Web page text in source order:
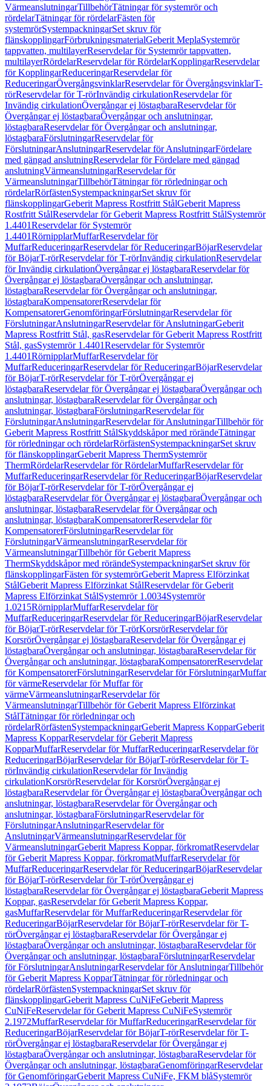
VärmeanslutningarTillbehörTätningar för systemrör och
rördelarTätningar för rördelarFästen för
systemrörSystempackningarSet skruv för
flänskopplingarFörbrukningsmaterialGeberit MeplaSystemrör
tappvatten, multilayerReservdelar för Systemrör tappvatten,
multilayerRördelarReservdelar för RördelarKopplingarReservdelar
för KopplingarReduceringarReservdelar för
ReduceringarÖvergångsvinklarReservdelar för ÖvergångsvinklarT-
rörReservdelar för T-rörInvändig cirkulationReservdelar för
Invändig cirkulationÖvergångar ej löstagbaraReservdelar för
Övergångar ej löstagbaraÖvergångar och anslutningar,
löstagbaraReservdelar för Övergångar och anslutningar,
löstagbaraFörslutningarReservdelar för
FörslutningarAnslutningarReservdelar för AnslutningarFördelare
med gängad anslutningReservdelar för Fördelare med gängad
anslutningVärmeanslutningarReservdelar för
VärmeanslutningarTillbehörTätningar för rörledningar och
rördelarRörfästenSystempackningarSet skruv för
flänskopplingarGeberit Mapress Rostfritt StålGeberit Mapress
Rostfritt StålReservdelar för Geberit Mapress Rostfritt StålSystemrör
1.4401Reservdelar för Systemrör
1.4401RörnipplarMuffarReservdelar för
MuffarReduceringarReservdelar för ReduceringarBöjarReservdelar
för BöjarT-rörReservdelar för T-rörInvändig cirkulationReservdelar
för Invändig cirkulationÖvergångar ej löstagbaraReservdelar för
Övergångar ej löstagbaraÖvergångar och anslutningar,
löstagbaraReservdelar för Övergångar och anslutningar,
löstagbaraKompensatorerReservdelar för
KompensatorerGenomföringarFörslutningarReservdelar för
FörslutningarAnslutningarReservdelar för AnslutningarGeberit
Mapress Rostfritt Stål, gasReservdelar för Geberit Mapress Rostfritt
Stål, gasSystemrör 1.4401Reservdelar för Systemrör
1.4401RörnipplarMuffarReservdelar för
MuffarReduceringarReservdelar för ReduceringarBöjarReservdelar
för BöjarT-rörReservdelar för T-rörÖvergångar ej
löstagbaraReservdelar för Övergångar ej löstagbaraÖvergångar och
anslutningar, löstagbaraReservdelar för Övergångar och
anslutningar, löstagbaraFörslutningarReservdelar för
FörslutningarAnslutningarReservdelar för AnslutningarTillbehör för
Geberit Mapress Rostfritt StålSkyddskåpor med rörändeTätningar
för rörledningar och rördelarRörfästenSystempackningarSet skruv
för flänskopplingarGeberit Mapress ThermSystemrör
ThermRördelarReservdelar för RördelarMuffarReservdelar för
MuffarReduceringarReservdelar för ReduceringarBöjarReservdelar
för BöjarT-rörReservdelar för T-rörÖvergångar ej
löstagbaraReservdelar för Övergångar ej löstagbaraÖvergångar och
anslutningar, löstagbaraReservdelar för Övergångar och
anslutningar, löstagbaraKompensatorerReservdelar för
KompensatorerFörslutningarReservdelar för
FörslutningarVärmeanslutningarReservdelar för
VärmeanslutningarTillbehör för Geberit Mapress
ThermSkyddskåpor med rörändeSystempackningarSet skruv för
flänskopplingarFästen för systemrörGeberit Mapress Elförzinkat
StålGeberit Mapress Elförzinkat StålReservdelar för Geberit
Mapress Elförzinkat StålSystemrör 1.0034Systemrör
1.0215RörnipplarMuffarReservdelar för
MuffarReduceringarReservdelar för ReduceringarBöjarReservdelar
för BöjarT-rörReservdelar för T-rörKorsrörReservdelar för
KorsrörÖvergångar ej löstagbaraReservdelar för Övergångar ej
löstagbaraÖvergångar och anslutningar, löstagbaraReservdelar för
Övergångar och anslutningar, löstagbaraKompensatorerReservdelar
för KompensatorerFörslutningarReservdelar för FörslutningarMuffar
för värmeReservdelar för Muffar för
värmeVärmeanslutningarReservdelar för
VärmeanslutningarTillbehör för Geberit Mapress Elförzinkat
StålTätningar för rörledningar och
rördelarRörfästenSystempackningarGeberit Mapress KopparGeberit
Mapress KopparReservdelar för Geberit Mapress
KopparMuffarReservdelar för MuffarReduceringarReservdelar för
ReduceringarBöjarReservdelar för BöjarT-rörReservdelar för T-
rörInvändig cirkulationReservdelar för Invändig
cirkulationKorsrörReservdelar för KorsrörÖvergångar ej
löstagbaraReservdelar för Övergångar ej löstagbaraÖvergångar och
anslutningar, löstagbaraReservdelar för Övergångar och
anslutningar, löstagbaraFörslutningarReservdelar för
FörslutningarAnslutningarReservdelar för
AnslutningarVärmeanslutningarReservdelar för
VärmeanslutningarGeberit Mapress Koppar, förkromatReservdelar
för Geberit Mapress Koppar, förkromatMuffarReservdelar för
MuffarReduceringarReservdelar för ReduceringarBöjarReservdelar
för BöjarT-rörReservdelar för T-rörÖvergångar ej
löstagbaraReservdelar för Övergångar ej löstagbaraGeberit Mapress
Koppar, gasReservdelar för Geberit Mapress Koppar,
gasMuffarReservdelar för MuffarReduceringarReservdelar för
ReduceringarBöjarReservdelar för BöjarT-rörReservdelar för T-
rörÖvergångar ej löstagbaraReservdelar för Övergångar ej
löstagbaraÖvergångar och anslutningar, löstagbaraReservdelar för
Övergångar och anslutningar, löstagbaraFörslutningarReservdelar
för FörslutningarAnslutningarReservdelar för AnslutningarTillbehör
för Geberit Mapress KopparTätningar för rörledningar och
rördelarRörfästenSystempackningarSet skruv för
flänskopplingarGeberit Mapress CuNiFeGeberit Mapress
CuNiFeReservdelar för Geberit Mapress CuNiFeSystemrör
2.1972MuffarReservdelar för MuffarReduceringarReservdelar för
ReduceringarBöjarReservdelar för BöjarT-rörReservdelar för T-
rörÖvergångar ej löstagbaraReservdelar för Övergångar ej
löstagbaraÖvergångar och anslutningar, löstagbaraReservdelar för
Övergångar och anslutningar, löstagbaraGenomföringarReservdelar
för GenomföringarGeberit Mapress CuNiFe, FKM blåSystemrör